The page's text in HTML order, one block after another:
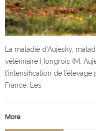
La maladie d’Aujesky,
vétérinaire Hongrois (M.
l’intensification de
France. Les
More